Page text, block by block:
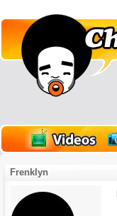
Frenklyn